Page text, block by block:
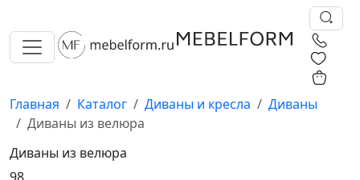
Главная Каталог Диваны и кресла
Диваны
Диваны из велюра
Диваны из велюра